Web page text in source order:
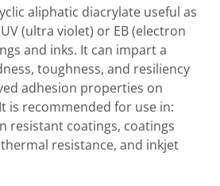
aliphatic diacrylate useful as
(ultra violet) or EB (electron
and inks. It can impart a
toughness, and resiliency
adhesion properties on
is recommended for use in:
resistant coatings, coatings
resistance, and inkjet